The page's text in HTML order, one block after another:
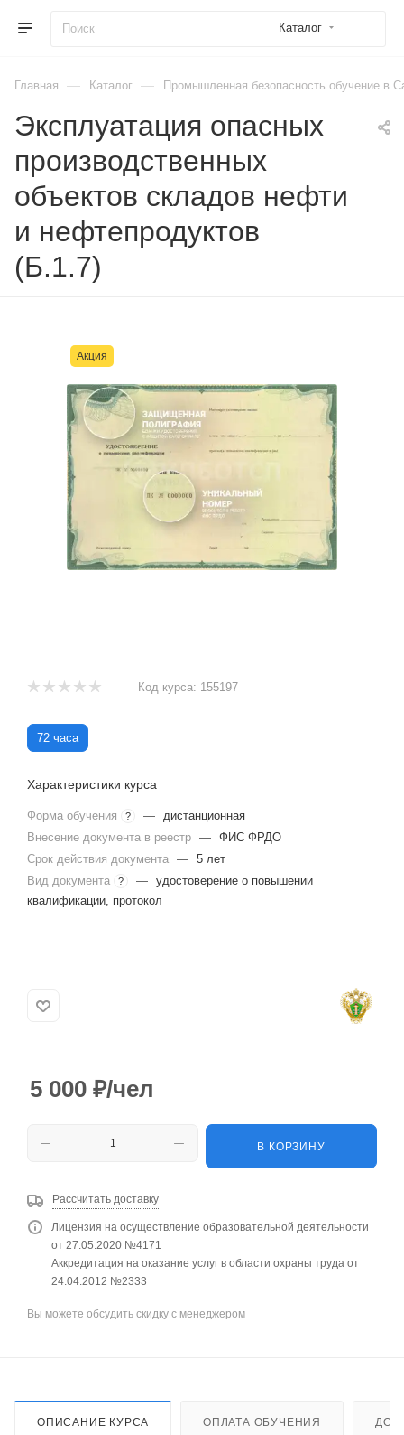
Каталог
Главная — Каталог — Промышленная безопасность обучение в
Эксплуатация опасных
производственных
объектов складов нефти
и нефтепродуктов
(Б.1.7)
Акция
Код курса: 155197
72 часа
Характеристики курса
Форма обучения ? —
дистанционная
Внесение документа в реестр — ФИС ФРДО
Срок действия документа — 5 лет
Вид документа
? — удостоверение о повышении
квалификации, протокол
5 000 ₽/чел
В КОРЗИНУ
Рассчитать доставку
Лицензия на осуществление образовательной деятельности
от 27.05.2020 №4171
Аккредитация на оказание услуг в области охраны труда от
24.04.2012 №2333
Вы можете обсудить скидку с менеджером
ОПИСАНИЕ КУРСА ОПЛАТА ОБУЧЕНИЯ